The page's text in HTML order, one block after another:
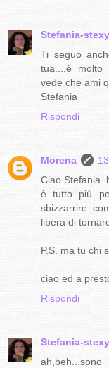
Stefania-stexy
Ti seguo
tua....è molto
vede che ami
Stefania
Rispondi
Morena
Ciao
è tutto più
sbizzarrire
libera di
P.S. ma tu chi
ciao ed a
Rispondi
Stefania-stexy